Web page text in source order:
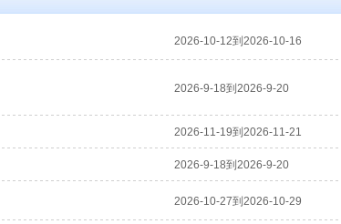
2026-10-12到2026-10-16
2026-9-18到2026-9-20
2026-11-19到2026-11-21
2026-9-18到2026-9-20
2026-10-27到2026-10-29